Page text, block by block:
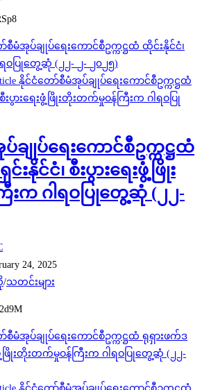
စီမံအုပ်ချုပ်ရေးကောင်စီဥက္ကဋ္ဌထံ ထိုင်းနိုင်ငံ၊
ရဝပြုတွေ့ဆုံ (၂၂- ၂- ၂၀၂၅)
ချုပ်ရေးကောင်စီဥက္ကဋ္ဌထံ
းနိုင်ငံ၊ စီးပွားရေးဖွံ့ဖြိုး
က ဂါရဝပြုတွေ့ဆုံ (၂၂-
24, 2025
/သတင်းများ
စီမံအုပ်ချုပ်ရေးကောင်စီဥက္ကဋ္ဌထံ ရုရှားဖက်ဒ
းဖွံ့ဖြိုးတိုးတက်မှုဝန်ကြီးက ဂါရဝပြုတွေ့ဆုံ (၂၂-